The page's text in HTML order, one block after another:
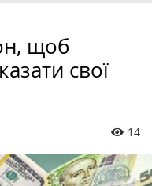
щоб
свої
14